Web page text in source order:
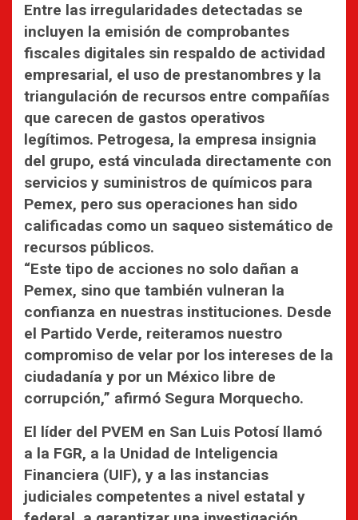
Entre las irregularidades detectadas se
incluyen la emisión de comprobantes
fiscales digitales sin respaldo de actividad
empresarial, el uso de prestanombres y la
triangulación de recursos entre compañías
que carecen de gastos operativos
legítimos. Petrogesa, la empresa insignia
del grupo, está vinculada directamente con
servicios y suministros de químicos para
Pemex, pero sus operaciones han sido
calificadas como un saqueo sistemático de
recursos públicos.
“Este tipo de acciones no solo dañan a
Pemex, sino que también vulneran la
confianza en nuestras instituciones. Desde
el Partido Verde, reiteramos nuestro
compromiso de velar por los intereses de la
ciudadanía y por un México libre de
corrupción,” afirmó Segura Morquecho.
El líder del PVEM en San Luis Potosí llamó
a la FGR, a la Unidad de Inteligencia
Financiera (UIF), y a las instancias
judiciales competentes a nivel estatal y